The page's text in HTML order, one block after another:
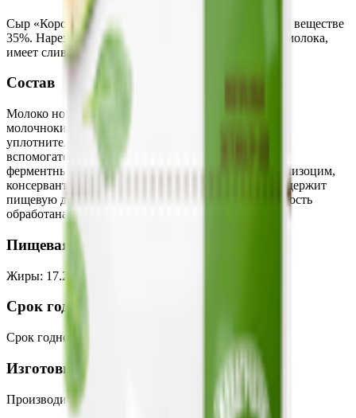
Сыр «Королевский» с массовой долей жира в сухом веществе
35%. Нарезка-брусок. Изготовлен из натурального молока,
имеет сливочный вкус.
Состав
Молоко нормализованное, бактериальная закваска
молочнокислых микроорганизмов, соль пищевая,
уплотнитель - хлорид кальция, технологические
вспомогательные средства: молокосвертывающий
ферментный препарат животного происхождения, лизоцим,
консервант - нитрат натрия, краситель пищевой, содержит
пищевую добавку - краситель норбиксин). Поверхность
обработана консервантом- натамицин.
Пищевая ценность на 100г
Жиры: 17.2Белки
Срок годности
Срок годности
Изготовитель
Производитель:
ОАО «Рогачевский МКК»